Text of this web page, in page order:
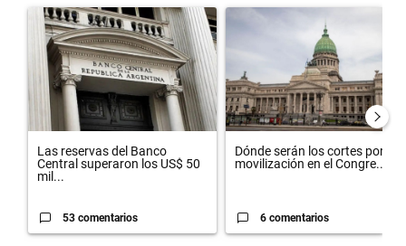
Un artículo de tendencia con el título "Las reservas del Banco
Las reservas del Banco
Central superaron los US$ 50
mil...
53 comentarios
Un artículo de tendencia con el
Dónde serán los cortes por la
movilización en el Congre...
6 comentarios